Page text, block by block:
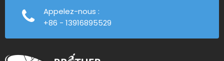
Appelez-nous :
+86 - 13916895529